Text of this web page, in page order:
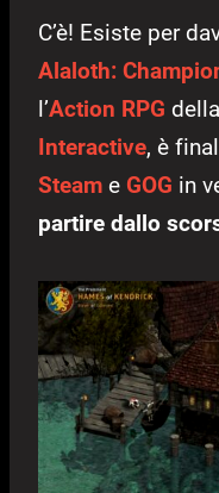
C’è! Esiste per
Alaloth:
l’Action RPG
Interactive, è
Steam e GOG in
partire dallo